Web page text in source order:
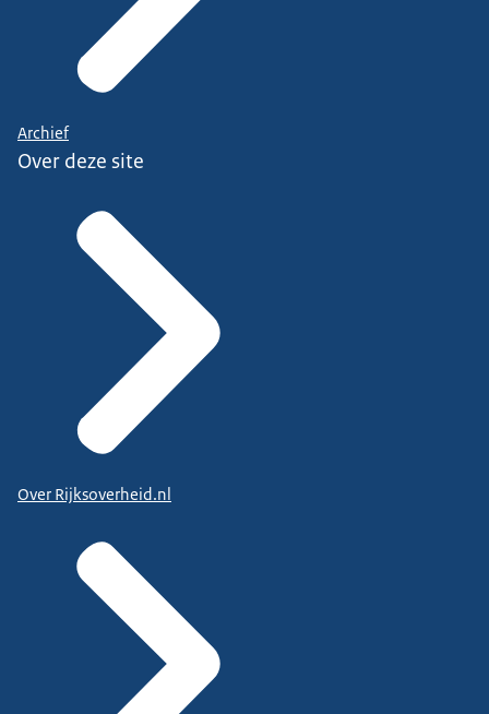
Archief
Over deze site
Over Rijksoverheid.nl